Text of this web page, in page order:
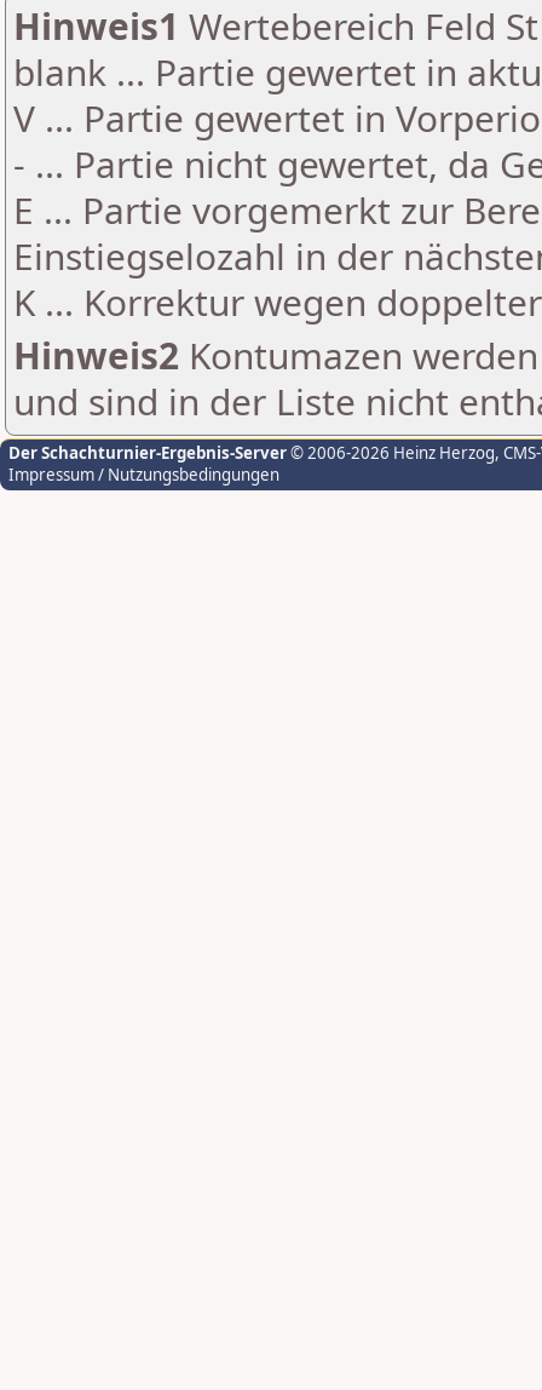
Hinweis1 Wertebereich Feld
blank ... Partie gewertet in
V ... Partie gewertet in
- ... Partie nicht gewertet, da
E ... Partie vorgemerkt zur
Einstiegselozahl in der
K ... Korrektur wegen
Hinweis2 Kontumazen
und sind in der Liste nicht
Der Schachturnier-Ergebnis-Server© 2006-2026 Heinz Herzog,
Impressum / Nutzungsbedingungen